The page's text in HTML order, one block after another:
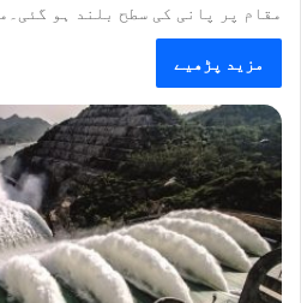
مقام پر پانی کی سطح بلند ہو
مزید پڑھیے